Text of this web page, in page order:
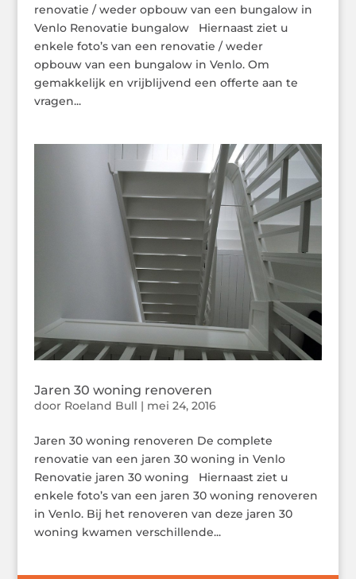
renovatie / weder opbouw van een bungalow in
Venlo Renovatie bungalow Hiernaast ziet u
enkele foto’s van een renovatie / weder
opbouw van een bungalow in Venlo. Om
gemakkelijk en vrijblijvend een offerte aan te
vragen...
Jaren 30 woning renoveren
door Roeland Bull | mei 24, 2016
Jaren 30 woning renoveren De complete
renovatie van een jaren 30 woning in Venlo
Renovatie jaren 30 woning Hiernaast ziet u
enkele foto’s van een jaren 30 woning renoveren
in Venlo. Bij het renoveren van deze jaren 30
woning kwamen verschillende...